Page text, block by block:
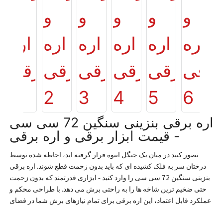
اره برقی بنزینی سنگین 72 سی سی
- قیمت ابزار برقی و اره برقی
تصور کنید در میان یک جنگل انبوه قرار گرفته اید، احاطه شده توسط
درختان سر به فلک کشیده ای که باید بدون زحمت قطع شوند. اره برقی
بنزینی سنگین 72 سی سی را وارد کنید - ابزاری قدرتمند که بدون زحمت
حتی ضخیم ترین شاخه ها را به راحتی برش می دهد. با طراحی محکم و
عملکرد قابل اعتماد، این اره برقی برای تمام نیازهای برش شما در فضای